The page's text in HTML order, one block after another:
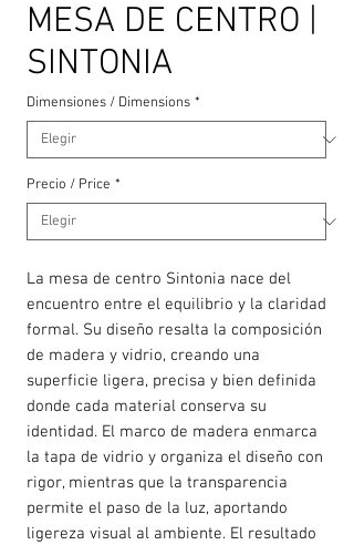
MESA DE CENTRO |
SINTONIA
Dimensiones / Dimensions *
Precio / Price *
La mesa de centro Sintonia nace del
encuentro entre el equilibrio y la claridad
formal. Su diseño resalta la composición
de madera y vidrio, creando una
superficie ligera, precisa y bien definida
donde cada material conserva su
identidad. El marco de madera enmarca
la tapa de vidrio y organiza el diseño con
rigor, mientras que la transparencia
permite el paso de la luz, aportando
ligereza visual al ambiente. El resultado